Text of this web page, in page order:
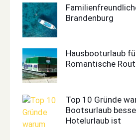
Brandenburg
Hausbooturlaub
Romantische
Top 10 Gründe
Bootsurlaub
Hotelurlaub ist